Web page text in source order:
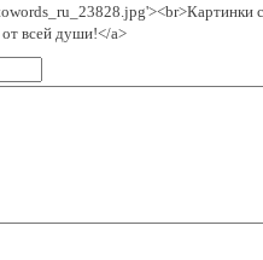
от всей души!</a>